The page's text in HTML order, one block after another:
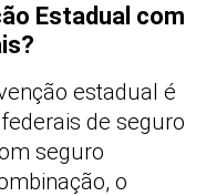
Estadual com
estadual é
de seguro
seguro
o